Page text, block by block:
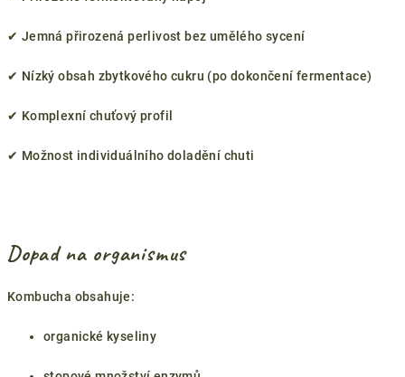
✔ Jemná přirozená perlivost bez umělého sycení
✔ Nízký obsah zbytkového cukru (po dokončení fermentace)
✔ Komplexní chuťový profil
✔ Možnost individuálního doladění chuti
Dopad na organismus
Kombucha obsahuje:
organické kyseliny